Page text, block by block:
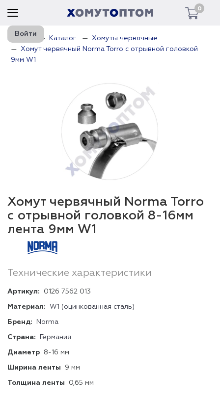
0
Войти
Главная Каталог
Хомуты червячные
Хомут червячный Norma Torro с отрывной головкой
9мм W1
Хомут червячный Norma Torro
с отрывной головкой 8-16мм
лента 9мм W1
Технические характеристики
Артикул: 0126 7562 013
Материал: W1 (оцинкованная сталь)
Бренд: Norma
Страна: Германия
Диаметр 8-16 мм
Ширина ленты 9 мм
Толщина ленты 0,65 мм